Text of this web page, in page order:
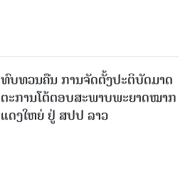
ທົບທວນຄືນ ການຈັດຕັ້ງປະຕິບັດມາດ
ຕະການໂຕ້ຕອບສະພາບພະຍາດໝາກ
ແດງໃຫຍ່ ຢູ່ ສປປ ລາວ